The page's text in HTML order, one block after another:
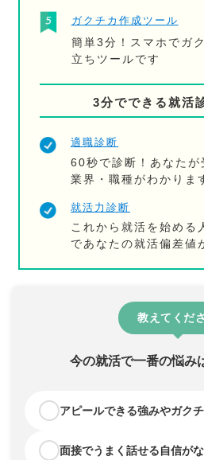
ガクチカ作成ツール
簡単3分！スマホでガ
立ちツールです
3分でできる就活
適職診断
60秒で診断！あなたが
業界・職種がわかりま
就活力診断
これから就活を始める
であなたの就活偏差値